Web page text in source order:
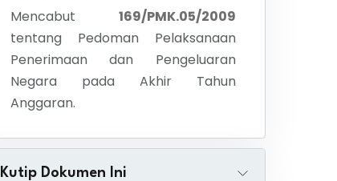
Mencabut
169/PMK.05/2009
tentang Pedoman Pelaksanaan
Penerimaan dan Pengeluaran
Negara pada Akhir Tahun
Anggaran.
Kutip Dokumen Ini